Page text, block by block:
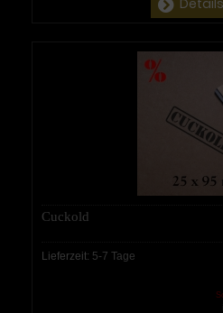
Cuckold
Lieferzeit: 5-7 Tage